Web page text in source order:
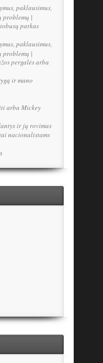
paklausimus,
problemų |
parkas
paklausimus,
problemų |
pergalės arba
ir mano
arba Mickey
ir jų rovimas
nacionalistams